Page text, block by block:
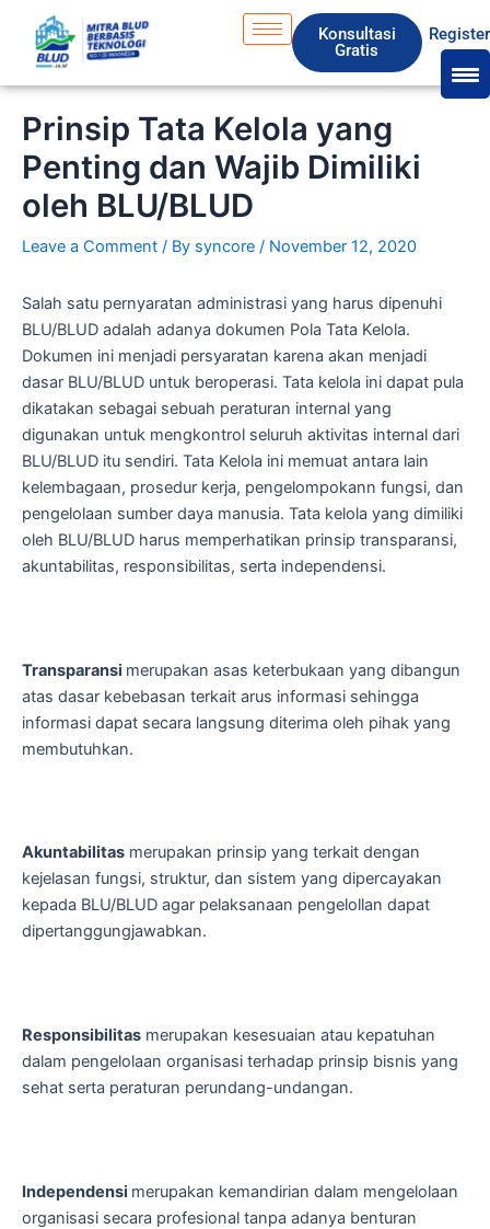
content
Konsultasi
Gratis
Register
Prinsip Tata Kelola yang
Penting dan Wajib Dimiliki
oleh BLU/BLUD
Leave a Comment / By syncore / November 12, 2020
Salah satu pernyaratan administrasi yang harus dipenuhi
BLU/BLUD adalah adanya dokumen Pola Tata Kelola.
Dokumen ini menjadi persyaratan karena akan menjadi
dasar BLU/BLUD untuk beroperasi. Tata kelola ini dapat pula
dikatakan sebagai sebuah peraturan internal yang
digunakan untuk mengkontrol seluruh aktivitas internal dari
BLU/BLUD itu sendiri. Tata Kelola ini memuat antara lain
kelembagaan, prosedur kerja, pengelompokann fungsi, dan
pengelolaan sumber daya manusia. Tata kelola yang dimiliki
oleh BLU/BLUD harus memperhatikan prinsip transparansi,
akuntabilitas, responsibilitas, serta independensi.
Transparansi merupakan asas keterbukaan yang dibangun
atas dasar kebebasan terkait arus informasi sehingga
informasi dapat secara langsung diterima oleh pihak yang
membutuhkan.
Akuntabilitas merupakan prinsip yang terkait dengan
kejelasan fungsi, struktur, dan sistem yang dipercayakan
kepada BLU/BLUD agar pelaksanaan pengelollan dapat
dipertanggungjawabkan.
Responsibilitas merupakan kesesuaian atau kepatuhan
dalam pengelolaan organisasi terhadap prinsip bisnis yang
sehat serta peraturan perundang-undangan.
Independensi merupakan kemandirian dalam mengelolaan
organisasi secara profesional tanpa adanya benturan
c
h